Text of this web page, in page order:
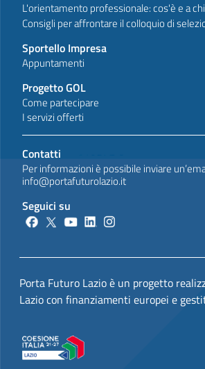
L'orientamento professionale: cos'è e a
Consigli per affrontare il colloquio di
Sportello Impresa
Appuntamenti
Progetto GOL
Come partecipare
I servizi offerti
Contatti
Per informazioni è possibile inviare
info@portafuturolazio.it
Seguici su
Porta Futuro Lazio è un progetto
Lazio con finanziamenti europei e